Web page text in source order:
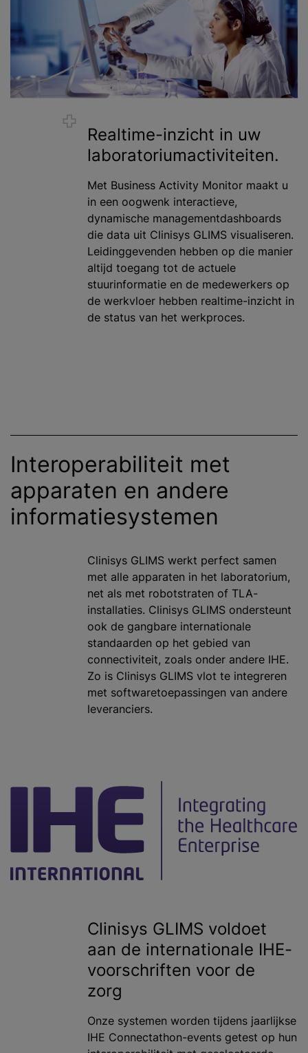
Realtime-inzicht in uw
laboratoriumactiviteiten.
Met Business Activity Monitor maakt u
in een oogwenk interactieve,
dynamische managementdashboards
die data uit Clinisys GLIMS visualiseren.
Leidinggevenden hebben op die manier
altijd toegang tot de actuele
stuurinformatie en de medewerkers op
de werkvloer hebben realtime-inzicht in
de status van het werkproces.
Interoperabiliteit met
apparaten en andere
informatiesystemen
Clinisys GLIMS werkt perfect samen
met alle apparaten in het laboratorium,
net als met robotstraten of TLA-
installaties. Clinisys GLIMS ondersteunt
ook de gangbare internationale
standaarden op het gebied van
connectiviteit, zoals onder andere IHE.
Zo is Clinisys GLIMS vlot te integreren
met softwaretoepassingen van andere
leveranciers.
Clinisys GLIMS voldoet
aan de internationale IHE-
voorschriften voor de
zorg
Onze systemen worden tijdens jaarlijkse
IHE Connectathon-events getest op hun